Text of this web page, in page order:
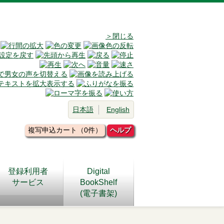
＞閉じる
日本語 English
複写申込カート（0件） ヘルプ
登録利用者
サービス
Digital
BookShelf
(電子書架)